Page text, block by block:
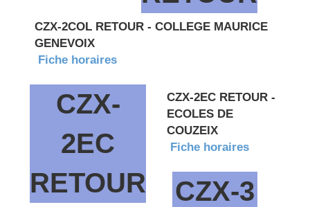
CZX-2COL RETOUR - COLLEGE MAURICE
GENEVOIX
Fiche horaires
CZX-
2EC
RETOUR
CZX-2EC RETOUR -
ECOLES DE
COUZEIX
Fiche horaires
CZX-3